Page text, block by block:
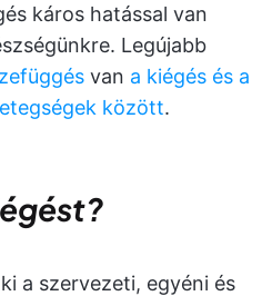
káros hatással van
Legújabb
van a kiégés és a
között.
a szervezeti, egyéni és